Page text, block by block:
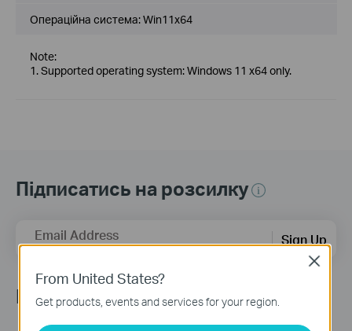
Операційна система: Win11x64
Note:
1. Supported operating system: Windows 11 x64 only.
Підписатись на розсилку
Email Address Sign Up
Ми в соцмережах
From United States?
Get products, events and services for your region.
Close